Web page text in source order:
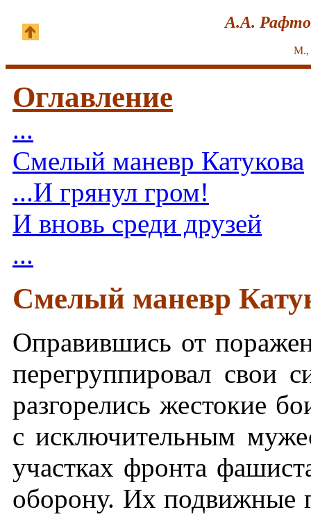
А.А.
М.,
Оглавление
...
Смелый маневр Катукова
...И грянул гром!
И вновь среди друзей
...
Смелый маневр
Оправившись от
перегруппировал свои
разгорелись жестокие
с исключительным
участках фронта
оборону. Их подвижные